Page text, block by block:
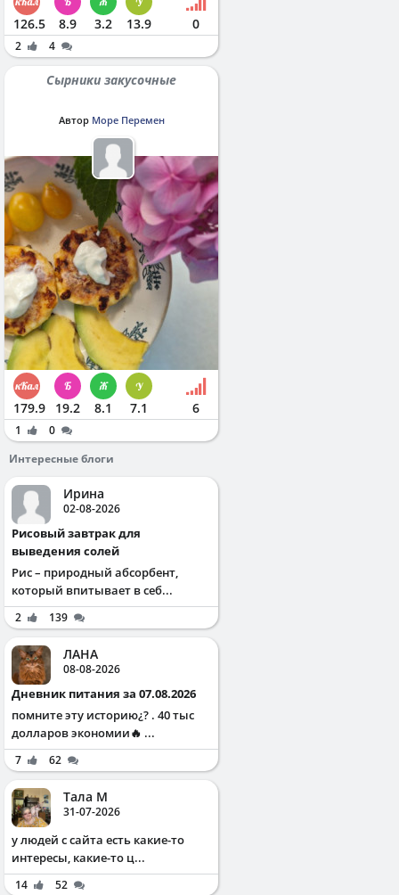
126.5 8.9 3.2 13.9 0
2 4
Сырники закусочные
Автор Море Перемен
179.9 19.2 8.1 7.1 6
1
0
Интересные блоги
Ирина
02-08-2026
Рисовый завтрак для
выведения солей
Рис – природный абсорбент,
который впитывает в себ...
2 139
ЛАНА
08-08-2026
Дневник питания за 07.08.2026
помните эту историю¿? . 40 тыс
долларов экономии🔥 ...
7 62
Тала М
31-07-2026
у людей с сайта есть какие-то
интересы, какие-то ц...
14 52